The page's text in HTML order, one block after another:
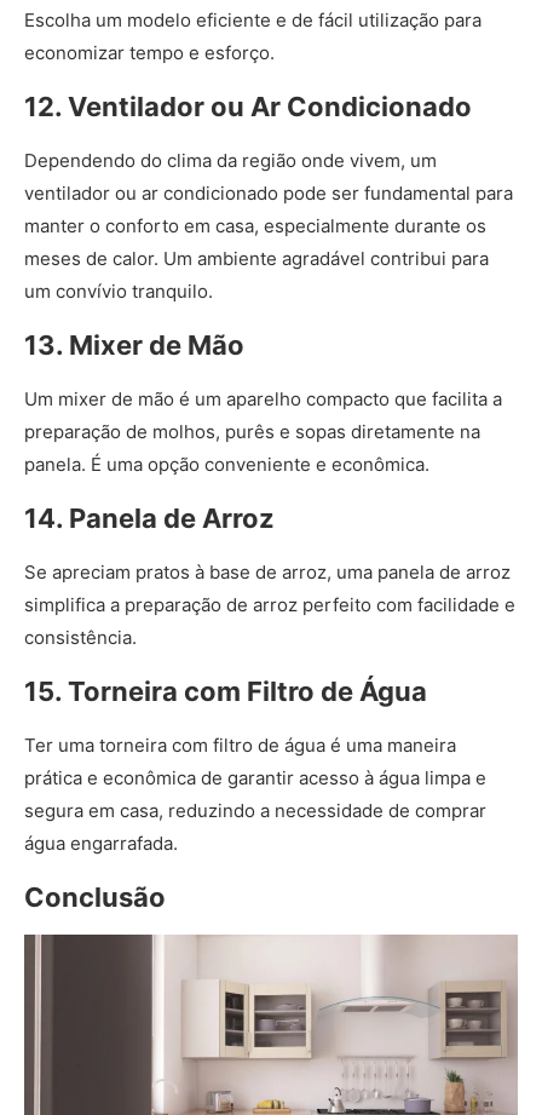
Escolha um modelo eficiente e de fácil utilização para
economizar tempo e esforço.
12. Ventilador ou Ar Condicionado
Dependendo do clima da região onde vivem, um
ventilador ou ar condicionado pode ser fundamental para
manter o conforto em casa, especialmente durante os
meses de calor. Um ambiente agradável contribui para
um convívio tranquilo.
13. Mixer de Mão
Um mixer de mão é um aparelho compacto que facilita a
preparação de molhos, purês e sopas diretamente na
panela. É uma opção conveniente e econômica.
14. Panela de Arroz
Se apreciam pratos à base de arroz, uma panela de arroz
simplifica a preparação de arroz perfeito com facilidade e
consistência.
15. Torneira com Filtro de Água
Ter uma torneira com filtro de água é uma maneira
prática e econômica de garantir acesso à água limpa e
segura em casa, reduzindo a necessidade de comprar
água engarrafada.
Conclusão